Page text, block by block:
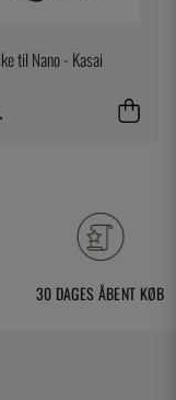
til Nano - Kasai
30 DAGES ÅBENT KØB